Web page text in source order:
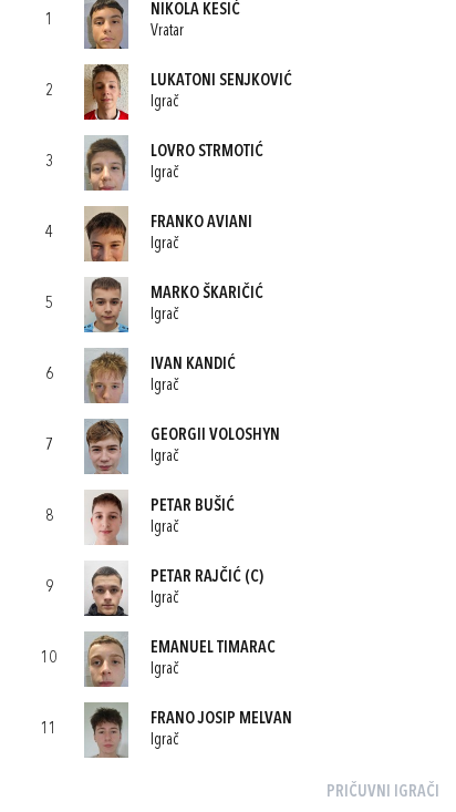
1
NIKOLA KESIĆ
Vratar
2
LUKATONI SENJKOVIĆ
Igrač
3
LOVRO STRMOTIĆ
Igrač
4
FRANKO AVIANI
Igrač
5
MARKO ŠKARIČIĆ
Igrač
6
IVAN KANDIĆ
Igrač
7
GEORGII VOLOSHYN
Igrač
8
PETAR BUŠIĆ
Igrač
9
PETAR RAJČIĆ (C)
Igrač
10
EMANUEL TIMARAC
Igrač
11
FRANO JOSIP MELVAN
Igrač
PRIČUVNI IGRAČI